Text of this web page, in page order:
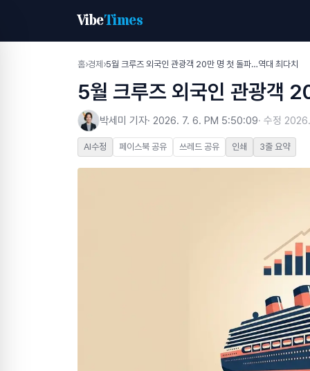
VibeTimes
홈›경제 ›5월 크루즈 외국인 관광객 20만 명 첫 돌파…역대 최다치
5월 크루즈 외국인 관광객
박세미 기자· 2026. 7. 6. PM 5:50:09· 수정
AI수정 페이스북 공유 쓰레드 공유 인쇄 3줄 요약